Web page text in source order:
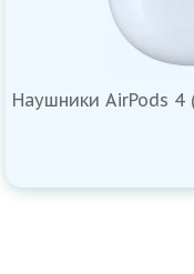
Наушники AirPods 4